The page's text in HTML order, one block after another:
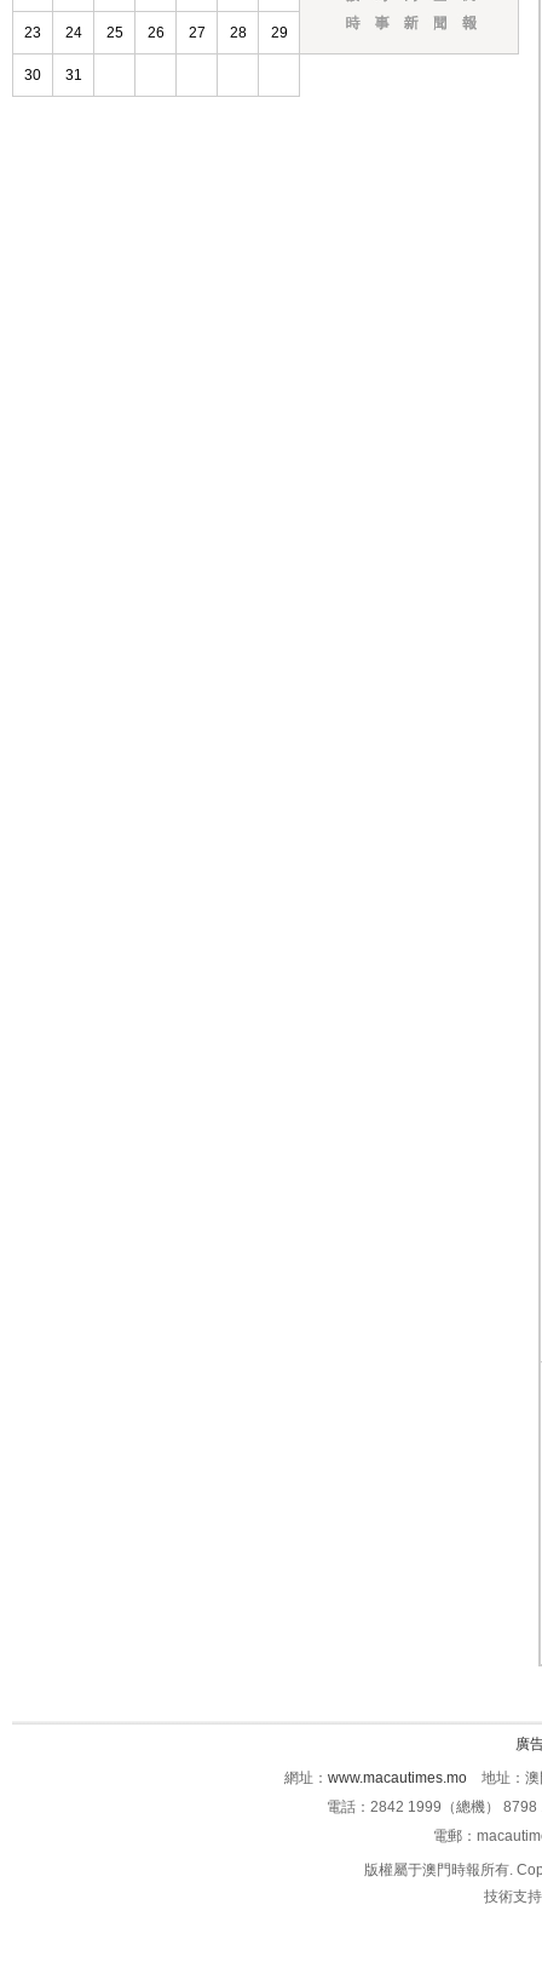
23 24 25 26 27 28 29
30 31
廣
網址： www.macautimes.mo 地址：澳
電話：2842 1999（總機）
電郵：
版權屬于澳門時報所有.
技術支